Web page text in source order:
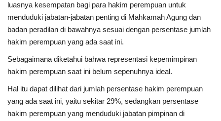
luasnya kesempatan bagi para hakim perempuan untuk
menduduki jabatan-jabatan penting di Mahkamah Agung dan
badan peradilan di bawahnya sesuai dengan persentase jumlah
hakim perempuan yang ada saat ini.
Sebagaimana diketahui bahwa representasi kepemimpinan
hakim perempuan saat ini belum sepenuhnya ideal.
Hal itu dapat dilihat dari jumlah persentase hakim perempuan
yang ada saat ini, yaitu sekitar 29%, sedangkan persentase
hakim perempuan yang menduduki jabatan pimpinan di